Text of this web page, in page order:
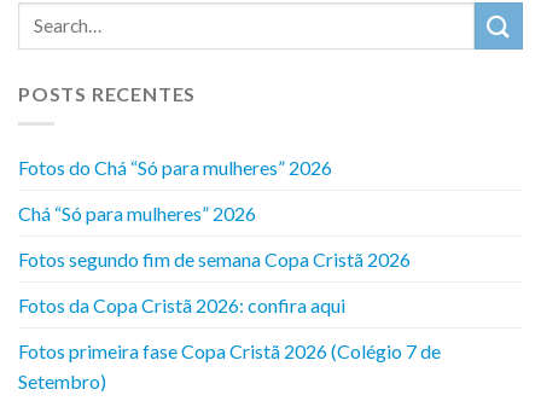
POSTS RECENTES
Fotos do Chá “Só para mulheres” 2026
Chá “Só para mulheres” 2026
Fotos segundo fim de semana Copa Cristã 2026
Fotos da Copa Cristã 2026: confira aqui
Fotos primeira fase Copa Cristã 2026 (Colégio 7 de
Setembro)